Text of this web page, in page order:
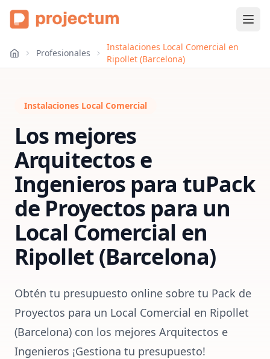
Profesionales
Instalaciones Local Comercial en
Ripollet (Barcelona)
Instalaciones Local Comercial
Los mejores
Arquitectos e
Ingenieros para tuPack
de Proyectos para un
Local Comercial en
Ripollet (Barcelona)
Obtén tu presupuesto online sobre tu Pack de
Proyectos para un Local Comercial en Ripollet
(Barcelona) con los mejores Arquitectos e
Ingenieros ¡Gestiona tu presupuesto!